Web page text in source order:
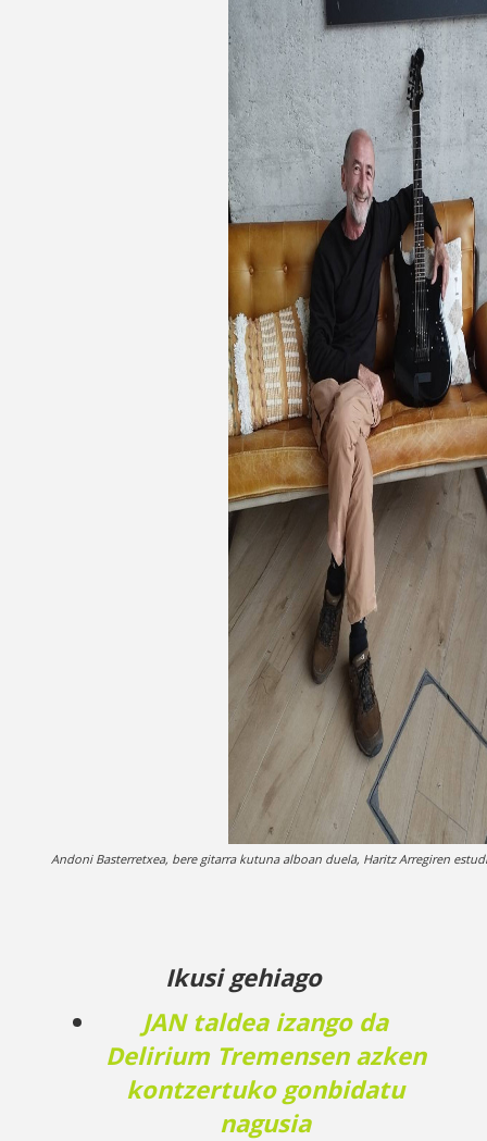
Andoni Basterretxea, bere gitarra kutuna alboan duela, Haritz Arregiren
Ikusi gehiago
JAN taldea izango da
Delirium Tremensen azken
kontzertuko gonbidatu
nagusia